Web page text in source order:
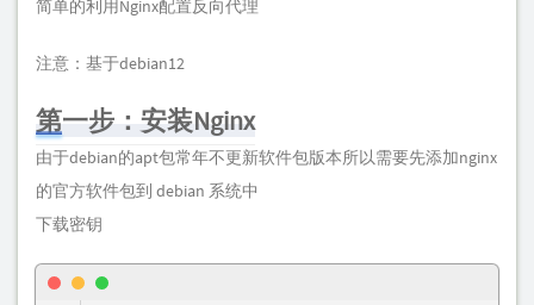
简单的利用Nginx配置反向代理
注意：基于debian12
第一步：安装Nginx
由于debian的apt包常年不更新软件包版本所以需要先添加nginx
的官方软件包到 debian 系统中
下载密钥